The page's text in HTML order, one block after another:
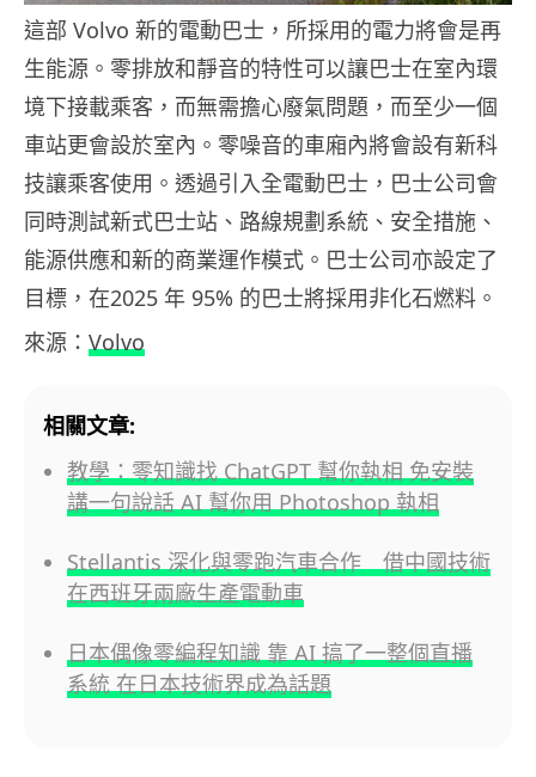
這部 Volvo 新的電動巴士，所採用的電力將會是再
生能源。零排放和靜音的特性可以讓巴士在室內環
境下接載乘客，而無需擔心廢氣問題，而至少一個
車站更會設於室內。零噪音的車廂內將會設有新科
技讓乘客使用。透過引入全電動巴士，巴士公司會
同時測試新式巴士站、路線規劃系統、安全措施、
能源供應和新的商業運作模式。巴士公司亦設定了
目標，在2025 年 95% 的巴士將採用非化石燃料。
來源： Volvo
相關文章:
教學：零知識找 ChatGPT 幫你執相 免安裝
講一句說話 AI 幫你用 Photoshop 執相
Stellantis 深化與零跑汽車合作 借中國技術
在西班牙兩廠生產電動車
日本偶像零編程知識 靠 AI 搞了一整個直播
系統 在日本技術界成為話題